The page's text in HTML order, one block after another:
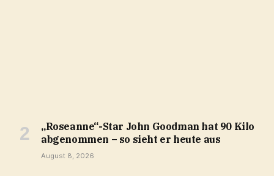
„Roseanne“-Star John Goodman hat 90 Kilo
abgenommen – so sieht er heute aus
August 8, 2026